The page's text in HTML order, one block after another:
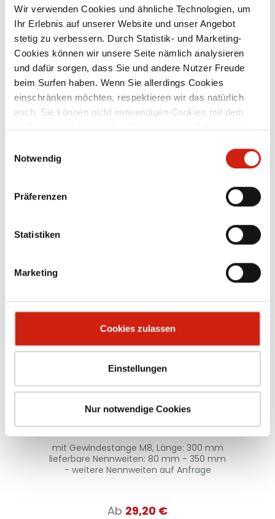
Wir verwenden Cookies und ähnliche Technologien, um
Ihr Erlebnis auf unserer Website und unser Angebot
stetig zu verbessern. Durch Statistik- und Marketing-
Cookies können wir unsere Seite nämlich analysieren
und dafür sorgen, dass Sie und andere Nutzer Freude
beim Surfen haben. Wenn Sie allerdings Cookies
einschränken möchten, respektieren wir das natürlich
auch. Sie können nicht notwendigen Cookies mit dem
alle Cookies auswählen.
Notwendig
Präferenzen
Statistiken
Marketing
Cookies zulassen
Einstellungen
Nur notwendige Cookies
mit Gummidichtung verzinktes
Stahlblech lieferbare Nennweiten: d1: 100
mm – 200 mm, d2: 71 mm – 200 mm –
weitere Nennweiten auf Anfrage
Ab118,00 €
mit Gewindestange M8, Länge: 300 mm
lieferbare Nennweiten: 80 mm - 350 mm
- weitere Nennweiten auf Anfrage
Ab 29,20 €